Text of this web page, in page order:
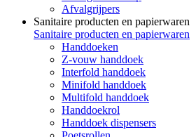
Afvalgrijpers
Sanitaire producten en papierwaren
Sanitaire producten en papierwaren
Handdoeken
Z-vouw handdoek
Interfold handdoek
Minifold handdoek
Multifold handdoek
Handdoekrol
Handdoek dispensers